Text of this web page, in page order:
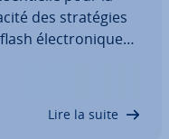
des stra­té­gies
élec­tro­niques
Quelle est leur
Lire la suite